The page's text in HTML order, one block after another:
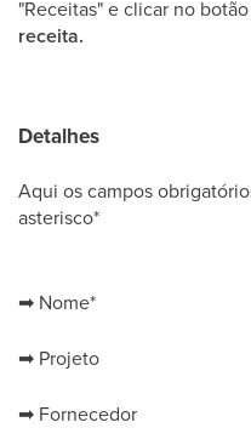
"Receitas" e clicar no
receita.
Detalhes
Aqui os campos
asterisco*
➡ Nome*
➡ Projeto
➡ Fornecedor